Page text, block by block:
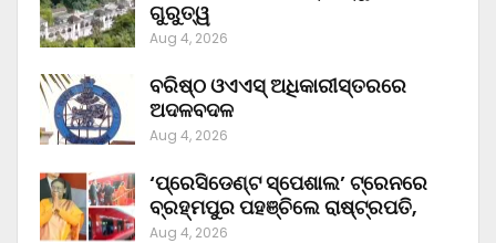
ଗୁରୁତ୍ୱ
Aug 4, 2026
ବରିଷ୍ଠ ଓଏଏସ୍‌ ଅଧିକାରୀସ୍ତରରେ
ଅଦଳବଦଳ
Aug 4, 2026
‘ପ୍ରେସିଡେଣ୍ଟ ସ୍ପେଶାଲ’ ଟ୍ରେନରେ
ବ୍ରହ୍ମପୁର ପହଞ୍ଚିଲେ ରାଷ୍ଟ୍ରପତି,
Aug 4, 2026